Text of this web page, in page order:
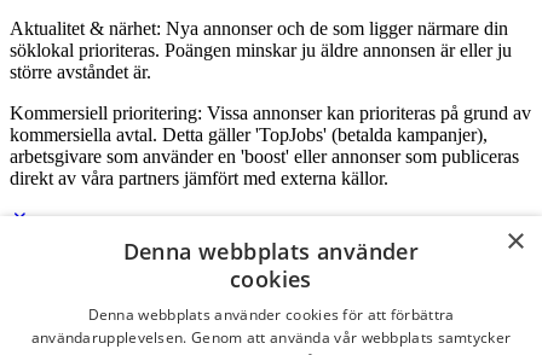
Aktualitet & närhet: Nya annonser och de som ligger närmare din
söklokal prioriteras. Poängen minskar ju äldre annonsen är eller ju
större avståndet är.
Kommersiell prioritering: Vissa annonser kan prioriteras på grund av
kommersiella avtal. Detta gäller 'TopJobs' (betalda kampanjer),
arbetsgivare som använder en 'boost' eller annonser som publiceras
direkt av våra partners jämfört med externa källor.
×
Denna webbplats använder
cookies
Denna webbplats använder cookies för att förbättra
användarupplevelsen. Genom att använda vår webbplats samtycker